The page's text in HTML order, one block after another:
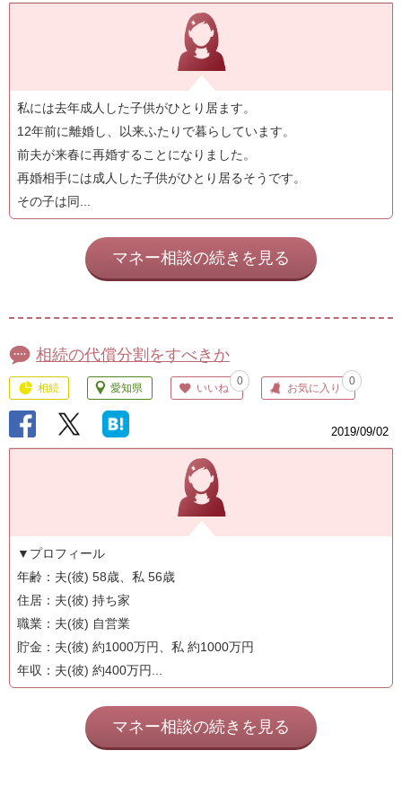
私には去年成人した子供がひとり居ます。
12年前に離婚し、以来ふたりで暮らしています。
前夫が来春に再婚することになりました。
再婚相手には成人した子供がひとり居るそうです。
その子は同...
マネー相談の続きを見る
相続の代償分割をすべきか
相続 愛知県 いいね
0
お気に入り
0
2019/09/02
▼プロフィール
年齢：夫(彼) 58歳、私 56歳
住居：夫(彼) 持ち家
職業：夫(彼) 自営業
貯金：夫(彼) 約1000万円、私 約1000万円
年収：夫(彼) 約400万円...
マネー相談の続きを見る